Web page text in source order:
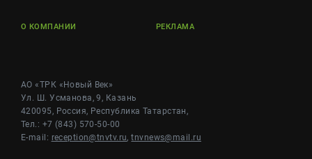
О КОМПАНИИ РЕКЛАМА
АО «ТРК «Новый Век»
Ул. Ш. Усманова, 9, Казань
420095, Россия, Республика Татарстан,
Тел.: +7 (843) 570-50-00
E-mail: reception@tnvtv.ru,tnvnews@mail.ru